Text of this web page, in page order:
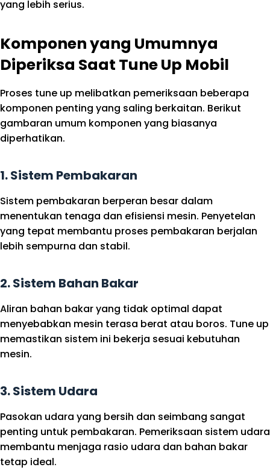
yang lebih serius.
Komponen yang Umumnya
Diperiksa Saat Tune Up Mobil
Proses tune up melibatkan pemeriksaan beberapa
komponen penting yang saling berkaitan. Berikut
gambaran umum komponen yang biasanya
diperhatikan.
1. Sistem Pembakaran
Sistem pembakaran berperan besar dalam
menentukan tenaga dan efisiensi mesin. Penyetelan
yang tepat membantu proses pembakaran berjalan
lebih sempurna dan stabil.
2. Sistem Bahan Bakar
Aliran bahan bakar yang tidak optimal dapat
menyebabkan mesin terasa berat atau boros. Tune up
memastikan sistem ini bekerja sesuai kebutuhan
mesin.
3. Sistem Udara
Pasokan udara yang bersih dan seimbang sangat
penting untuk pembakaran. Pemeriksaan sistem udara
membantu menjaga rasio udara dan bahan bakar
tetap ideal.